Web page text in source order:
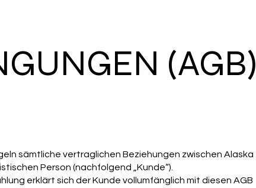
(AGB)
sämtliche vertraglichen Beziehungen zwischen Alaska
Person (nachfolgend „Kunde“).
erklärt sich der Kunde vollumfänglich mit diesen AGB